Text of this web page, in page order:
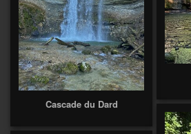
Cascade du Dard